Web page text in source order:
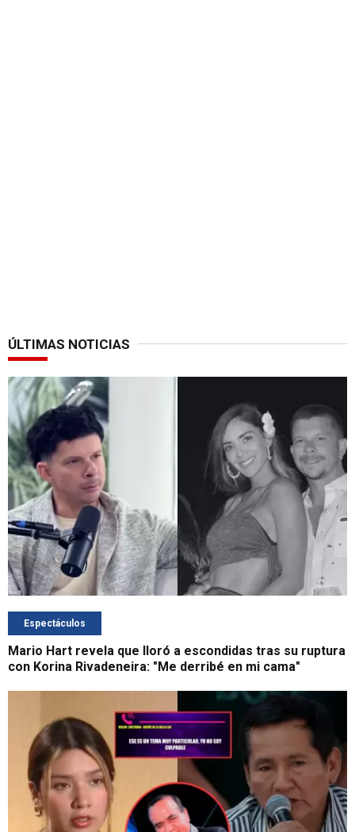
ÚLTIMAS NOTICIAS
Espectáculos
Mario Hart revela que lloró a escondidas tras su ruptura
con Korina Rivadeneira: "Me derribé en mi cama"